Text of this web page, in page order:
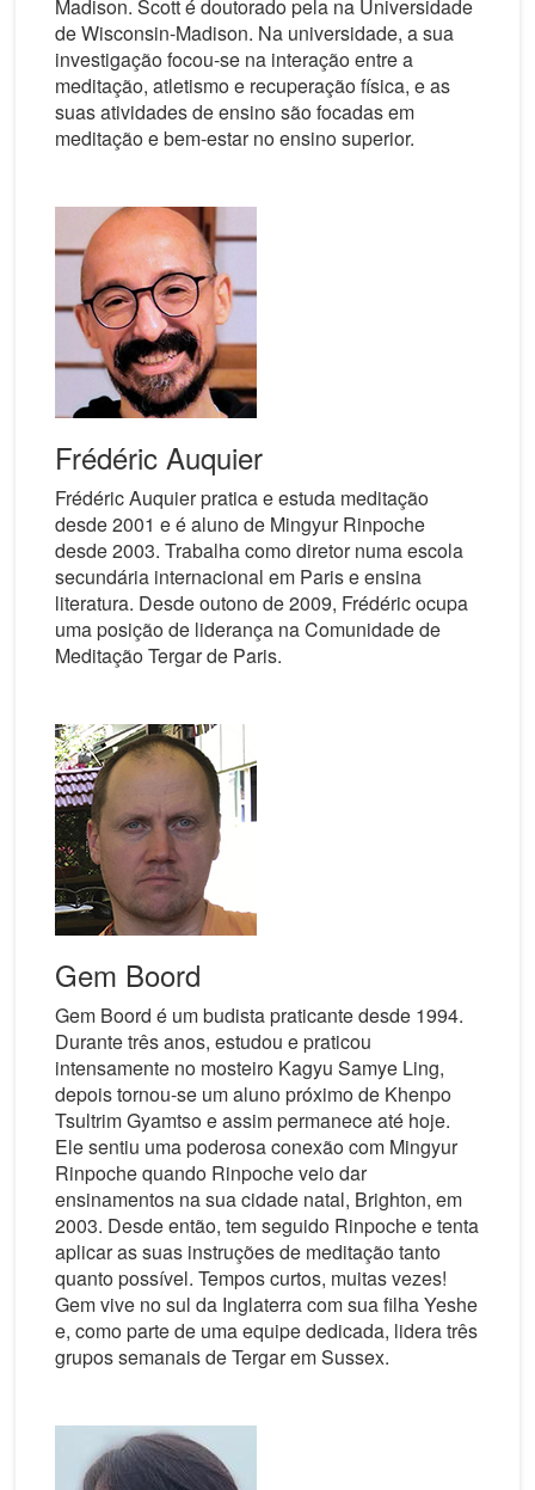
Madison. Scott é doutorado pela na Universidade
de Wisconsin-Madison. Na universidade, a sua
investigação focou-se na interação entre a
meditação, atletismo e recuperação física, e as
suas atividades de ensino são focadas em
meditação e bem-estar no ensino superior.
Frédéric Auquier
Frédéric Auquier pratica e estuda meditação
desde 2001 e é aluno de Mingyur Rinpoche
desde 2003. Trabalha como diretor numa escola
secundária internacional em Paris e ensina
literatura. Desde outono de 2009, Frédéric ocupa
uma posição de liderança na Comunidade de
Meditação Tergar de Paris.
Gem Boord
Gem Boord é um budista praticante desde 1994.
Durante três anos, estudou e praticou
intensamente no mosteiro Kagyu Samye Ling,
depois tornou-se um aluno próximo de Khenpo
Tsultrim Gyamtso e assim permanece até hoje.
Ele sentiu uma poderosa conexão com Mingyur
Rinpoche quando Rinpoche veio dar
ensinamentos na sua cidade natal, Brighton, em
2003. Desde então, tem seguido Rinpoche e tenta
aplicar as suas instruções de meditação tanto
quanto possível. Tempos curtos, muitas vezes!
Gem vive no sul da Inglaterra com sua filha Yeshe
e, como parte de uma equipe dedicada, lidera três
grupos semanais de Tergar em Sussex.